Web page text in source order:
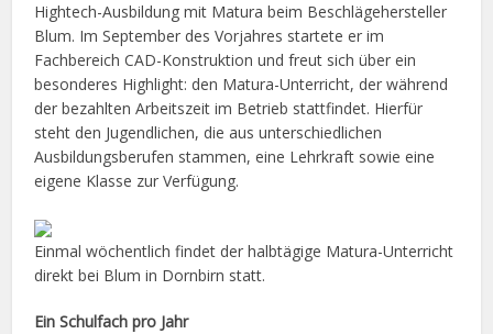
Hightech-Ausbildung mit Matura beim Beschlägehersteller
Blum. Im September des Vorjahres startete er im
Fachbereich CAD-Konstruktion und freut sich über ein
besonderes Highlight: den Matura-Unterricht, der während
der bezahlten Arbeitszeit im Betrieb stattfindet. Hierfür
steht den Jugendlichen, die aus unterschiedlichen
Ausbildungsberufen stammen, eine Lehrkraft sowie eine
eigene Klasse zur Verfügung.
Einmal wöchentlich findet der halbtägige Matura-Unterricht
direkt bei Blum in Dornbirn statt.
Ein Schulfach pro Jahr